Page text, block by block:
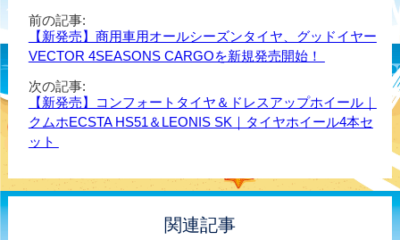
前の記事:
【新発売】商用車用オールシーズンタイヤ、グッドイヤー
VECTOR 4SEASONS CARGOを新規発売開始！
次の記事:
【新発売】コンフォートタイヤ＆ドレスアップホイール｜
クムホECSTA HS51＆LEONIS SK｜タイヤホイール4本セ
ット
関連記事